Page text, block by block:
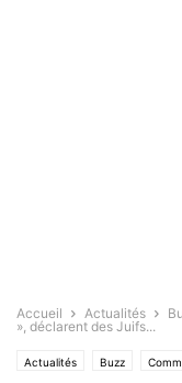
Accueil Actualités
», déclarent des Juifs...
Actualités Buzz